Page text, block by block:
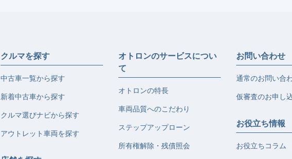
クルマを探す
中古車一覧から探す
新着中古車から探す
クルマ選びナビから探す
アウトレット車両を探す
オトロンのサービスについ
て
オトロンの特長
車両品質へのこだわり
ステップアップローン
所有権解除・残債照会
お問い合わせ
通常のお問い合
仮審査のお申し
お役立ち情報
お役立ちコラム